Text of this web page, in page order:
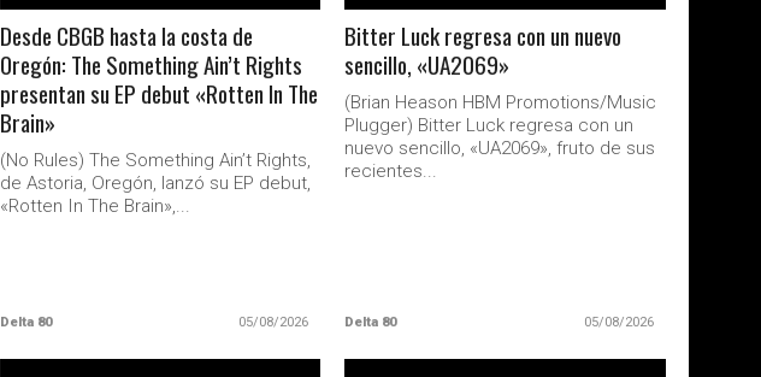
Desde CBGB hasta la costa de
Oregón: The Something Ain’t Rights
presentan su EP debut «Rotten In The
Brain»
(No Rules) The Something Ain’t Rights,
de Astoria, Oregón, lanzó su EP debut,
«Rotten In The Brain»,...
Delta 80 05/08/2026
Bitter Luck regresa con un nuevo
sencillo, «UA2069»
(Brian Heason HBM Promotions/Music
Plugger) Bitter Luck regresa con un
nuevo sencillo, «UA2069», fruto de sus
recientes...
Delta 80 05/08/2026